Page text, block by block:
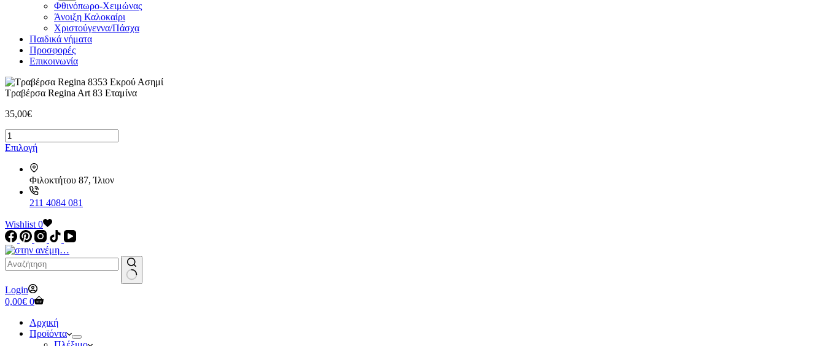
Φθινόπωρο-Χειμώνας
Άνοιξη Καλοκαίρι
Χριστούγεννα/Πάσχα
Παιδικά νήματα
Προσφορές
Επικοινωνία
Τραβέρσα Regina Art 83 Εταμίνα
35,00€
Τραβέρσα
Regina
Εταμίνα
ποσότητα
ΕπιλογήΑυτό
προϊόν
έχει
πολλαπλές
παραλλαγές.
επιλογές
μπορούν
να
επιλεγούν
στη
του
προϊόντος
Φιλοκτήτου 87, Ίλιον
211 4084 081
Wishlist 0
No
results
Login
Καλάθι
0,00€ 0
Αρχική
Προϊόντα